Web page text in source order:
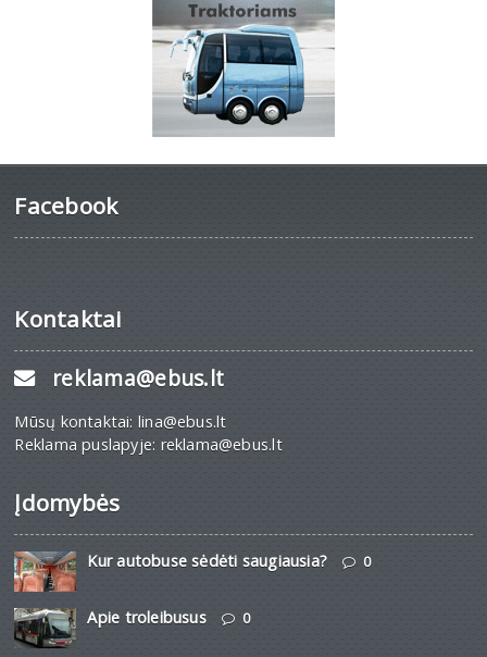
Facebook
Kontaktai
reklama@ebus.lt
Mūsų kontaktai: lina@ebus.lt
Reklama puslapyje: reklama@ebus.lt
Įdomybės
Kur autobuse sėdėti saugiausia? 0
Apie troleibusus 0